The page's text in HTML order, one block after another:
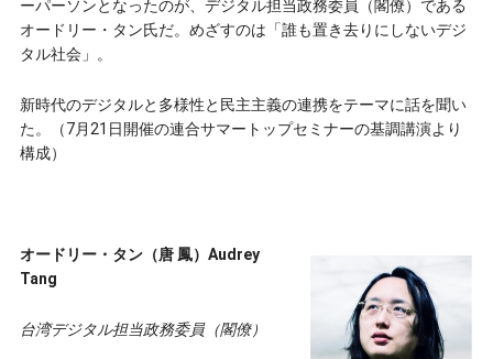
ーパーソンとなったのが、デジタル担当政務委員（閣僚）である
オードリー・タン氏だ。めざすのは「誰も置き去りにしないデジ
タル社会」。
新時代のデジタルと多様性と民主主義の連携をテーマに話を聞い
た。（7月21日開催の連合サマートップセミナーの基調講演より
構成）
オードリー・タン（唐 鳳）Audrey
Tang
台湾デジタル担当政務委員（閣僚）